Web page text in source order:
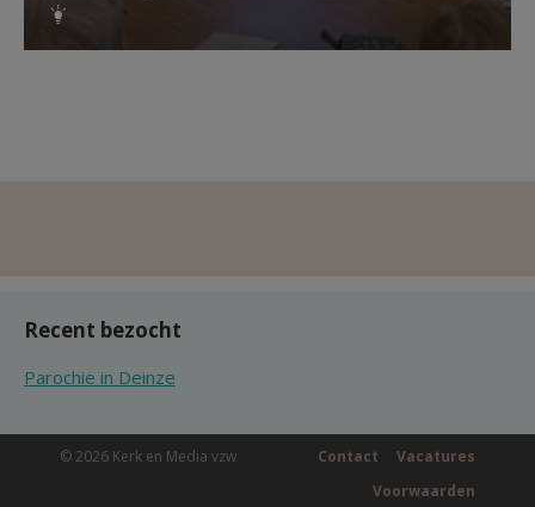
Recent bezocht
Parochie in Deinze
© 2026 Kerk en Media vzw Vacatures
Contact
Voorwaarden